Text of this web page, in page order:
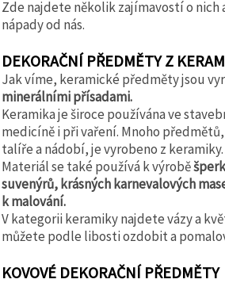
Zde najdete několik zajímavostí o
nápady od nás.
DEKORAČNÍ PŘEDMĚTY Z
Jak víme, keramické předměty jsou
minerálními přísadami.
Keramika je široce používána ve
medicíně i při vaření. Mnoho
talíře a nádobí, je vyrobeno z keramiky.
Materiál se také používá k výrobě
suvenýrů, krásných karnevalových
k malování.
V kategorii keramiky najdete vázy a
můžete podle libosti ozdobit a
KOVOVÉ DEKORAČNÍ PŘEDMĚTY